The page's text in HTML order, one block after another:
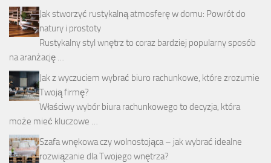
Jak stworzyć rustykalną atmosferę w domu: Powrót do
natury i prostoty
Rustykalny styl wnętrz to coraz bardziej popularny sposób
na aranżację …
Jak z wyczuciem wybrać biuro rachunkowe, które zrozumie
Twoją firmę?
Właściwy wybór biura rachunkowego to decyzja, która
może mieć kluczowe …
Szafa wnękowa czy wolnostojąca – jak wybrać idealne
rozwiązanie dla Twojego wnętrza?